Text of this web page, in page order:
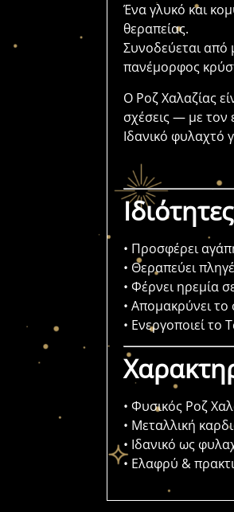
Ένα γλυκό και
θεραπείας.
Συνοδεύεται από
πανέμορφος
Ο Ροζ Χαλαζίας
σχέσεις — με
Ιδανικό φυλαχτό
• Προσφέρει
• Θεραπεύει
• Φέρνει ηρεμία
• Απομακρύνει
• Ενεργοποιεί το
• Φυσικός Ροζ
• Μεταλλική
• Ιδανικό ως
• Ελαφρύ &